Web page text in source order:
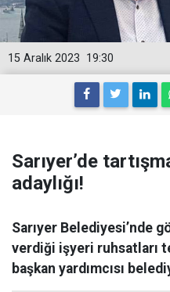
19:30
15 Aralık 2023
Sarıyer’de
adaylığı!
Sarıyer Belediyesi’nde
verdiği işyeri ruhsatları
başkan yardımcısı